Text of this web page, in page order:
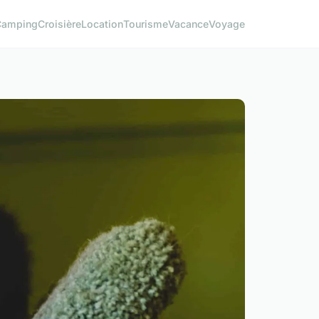
CroisièreLocationTourismeVacanceVoyage